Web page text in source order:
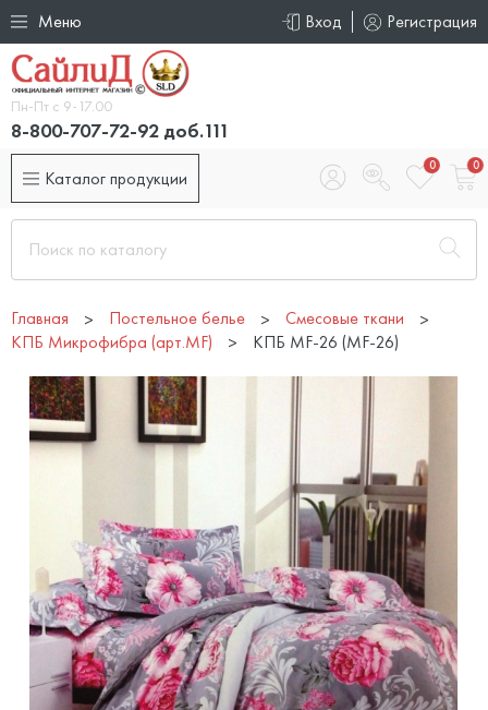
Меню Вход Регистрация
Пн-Пт с 9-17.00
8-800-707-72-92 доб.111
Каталог продукции
0 0
Главная Постельное белье
Смесовые ткани
КПБ Микрофибра (арт.MF)
КПБ MF-26 (MF-26)